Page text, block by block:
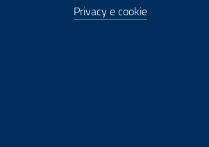
Privacy e cookie